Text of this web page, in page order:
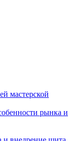
мастерской
рынка и